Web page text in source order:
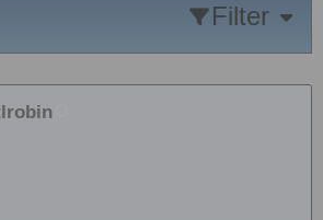
Filter